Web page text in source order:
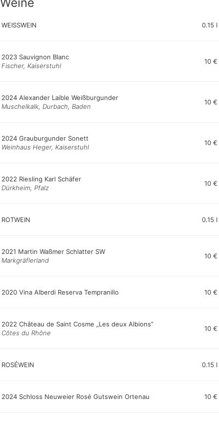
WEISSWEIN 0.15 l
2023 Sauvignon Blanc
Fischer, Kaiserstuhl
10 €
2024 Alexander Laible Weißburgunder
Muschelkalk, Durbach, Baden
10 €
2024 Grauburgunder Sonett
Weinhaus Heger, Kaiserstuhl
10 €
2022 Riesling Karl Schäfer
Dürkheim, Pfalz
10 €
ROTWEIN 0.15 l
2021 Martin Waßmer Schlatter SW
Markgräflerland
10 €
2020 Vina Alberdi Reserva Tempranillo 10 €
2022 Château de Saint Cosme „Les deux Albions”
Côtes du Rhône
10 €
ROSÉWEIN 0.15 l
2024 Schloss Neuweier Rosé Gutswein Ortenau 10 €